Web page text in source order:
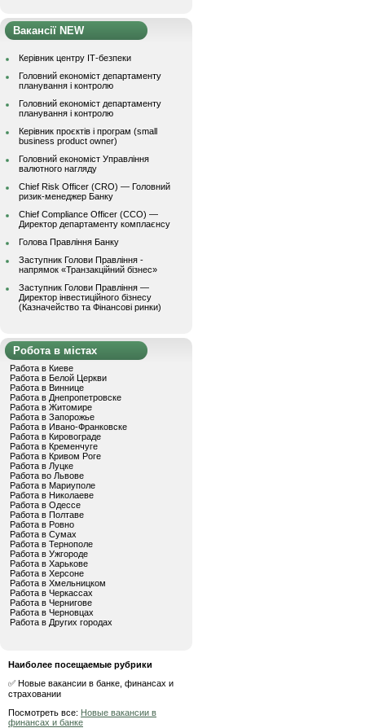
Вакансії NEW
Керівник центру ІТ-безпеки
Головний економіст департаменту
планування і контролю
Головний економіст департаменту
планування і контролю
Керівник проєктів і програм (small
business product owner)
Головний економіст Управління
валютного нагляду
Chief Risk Officer (CRO) — Головний
ризик-менеджер Банку
Chief Compliance Officer (CCO) —
Директор департаменту комплаєнсу
Голова Правління Банку
Заступник Голови Правління -
напрямок «Транзакційний бізнес»
Заступник Голови Правління —
Директор інвестиційного бізнесу
(Казначейство та Фінансові ринки)
Робота в містах
Работа в Киеве
Работа в Белой Церкви
Работа в Виннице
Работа в Днепропетровске
Работа в Житомире
Работа в Запорожье
Работа в Ивано-Франковске
Работа в Кировограде
Работа в Кременчуге
Работа в Кривом Роге
Работа в Луцке
Работа во Львове
Работа в Мариуполе
Работа в Николаеве
Работа в Одессе
Работа в Полтаве
Работа в Ровно
Работа в Сумах
Работа в Тернополе
Работа в Ужгороде
Работа в Харькове
Работа в Херсоне
Работа в Хмельницком
Работа в Черкассах
Работа в Чернигове
Работа в Черновцах
Работа в Других городах
Наиболее посещаемые рубрики
✅ Новые вакансии в банке, финансах и
страховании
Посмотреть все: Новые вакансии в
финансах и банке